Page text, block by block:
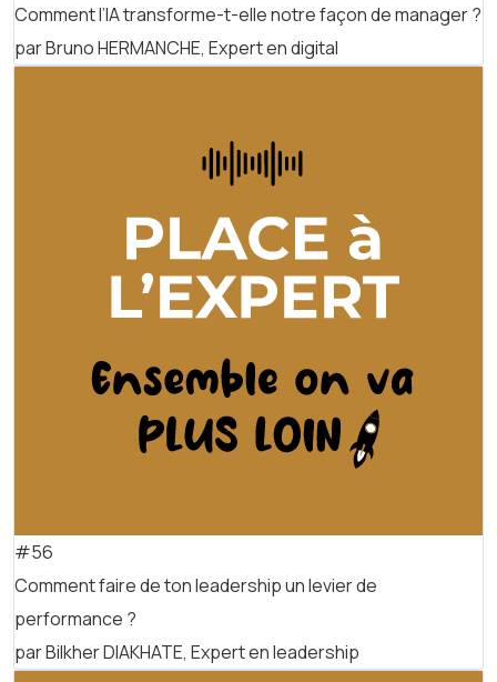
Comment l’IA transforme-t-elle notre façon de manager ?
par Bruno HERMANCHE, Expert en digital
#56
Comment faire de ton leadership un levier de
performance ?
par Bilkher DIAKHATE, Expert en leadership